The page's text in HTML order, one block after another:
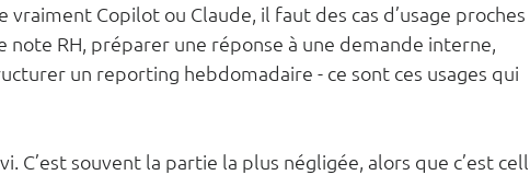
Copilot ou Claude, il faut des cas d’usage proches
note RH, préparer une réponse à une demande interne,
un reporting hebdomadaire - ce sont ces usages qui
C’est souvent la partie la plus négligée, alors que c’est